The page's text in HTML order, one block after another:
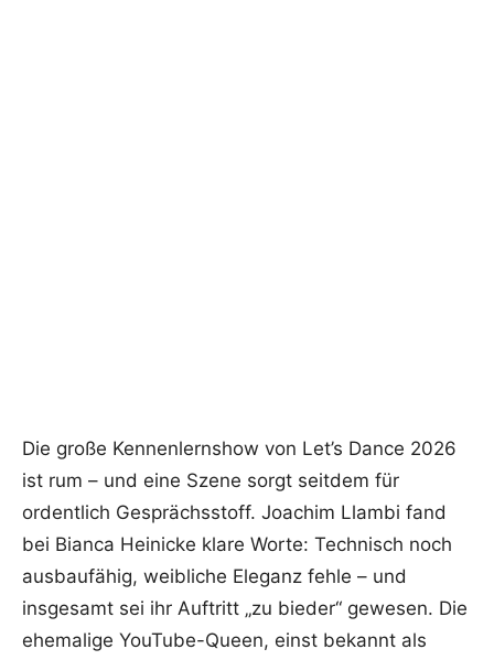
Die große Kennenlernshow von Let’s Dance 2026
ist rum – und eine Szene sorgt seitdem für
ordentlich Gesprächsstoff. Joachim Llambi fand
bei Bianca Heinicke klare Worte: Technisch noch
ausbaufähig, weibliche Eleganz fehle – und
insgesamt sei ihr Auftritt „zu bieder“ gewesen. Die
ehemalige YouTube-Queen, einst bekannt als